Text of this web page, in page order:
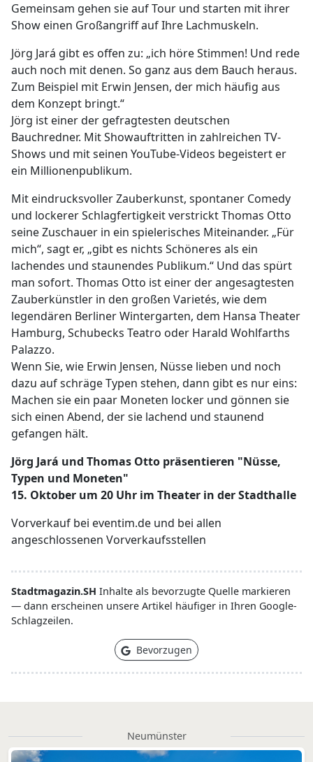
Gemeinsam gehen sie auf Tour und starten mit ihrer
Show einen Großangriff auf Ihre Lachmuskeln.
Jörg Jará gibt es offen zu: „ich höre Stimmen! Und rede
auch noch mit denen. So ganz aus dem Bauch heraus.
Zum Beispiel mit Erwin Jensen, der mich häufig aus
dem Konzept bringt.“
Jörg ist einer der gefragtesten deutschen
Bauchredner. Mit Showauftritten in zahlreichen TV-
Shows und mit seinen YouTube-Videos begeistert er
ein Millionenpublikum.
Mit eindrucksvoller Zauberkunst, spontaner Comedy
und lockerer Schlagfertigkeit verstrickt Thomas Otto
seine Zuschauer in ein spielerisches Miteinander. „Für
mich“, sagt er, „gibt es nichts Schöneres als ein
lachendes und staunendes Publikum.“ Und das spürt
man sofort. Thomas Otto ist einer der angesagtesten
Zauberkünstler in den großen Varietés, wie dem
legendären Berliner Wintergarten, dem Hansa Theater
Hamburg, Schubecks Teatro oder Harald Wohlfarths
Palazzo.
Wenn Sie, wie Erwin Jensen, Nüsse lieben und noch
dazu auf schräge Typen stehen, dann gibt es nur eins:
Machen sie ein paar Moneten locker und gönnen sie
sich einen Abend, der sie lachend und staunend
gefangen hält.
Jörg Jará und Thomas Otto präsentieren "Nüsse,
Typen und Moneten"
15. Oktober um 20 Uhr im Theater in der Stadthalle
Vorverkauf bei eventim.de und bei allen
angeschlossenen Vorverkaufsstellen
Stadtmagazin.SH Inhalte als bevorzugte Quelle markieren
— dann erscheinen unsere Artikel häufiger in Ihren Google-
Schlagzeilen.
Bevorzugen
Neumünster